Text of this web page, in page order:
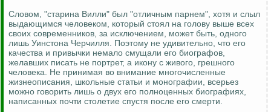
Словом, "старина Вилли" был "отличным парнем", хотя и слыл
выдающимся человеком, который стоял на голову выше всех
своих современников, за исключением, может быть, одного
лишь Уинстона Черчилля. Поэтому не удивительно, что его
качества и привычки немало смущали его биографов,
желавших писать не портрет, а икону с живого, грешного
человека. Не принимая во внимание многочисленные
жизнеописания, школьные статьи и монографии, всерьез
можно говорить лишь о двух его полноценных биографиях,
написанных почти столетие спустя после его смерти.